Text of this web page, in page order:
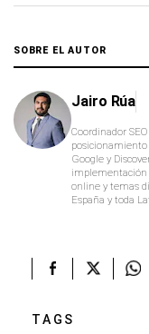
SOBRE EL AUTOR
Jairo Rúa
Coordinador
Google y
implementación
online y temas
España y toda
TAGS